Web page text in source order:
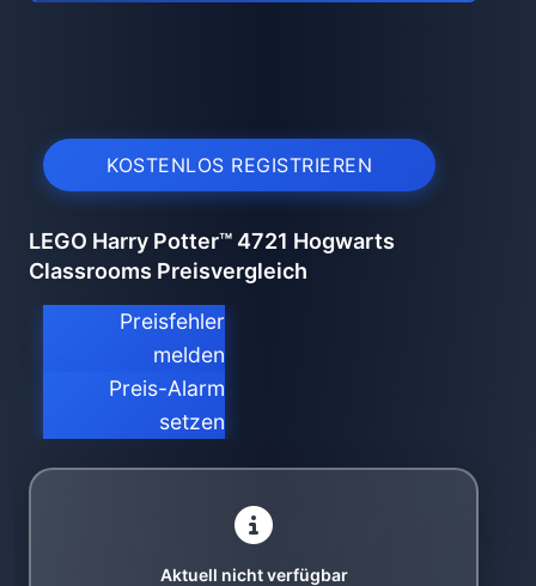
KOSTENLOS REGISTRIEREN
LEGO Harry Potter™ 4721 Hogwarts
Classrooms Preisvergleich
Preisfehler
melden
Preis-Alarm
setzen
Aktuell nicht verfügbar